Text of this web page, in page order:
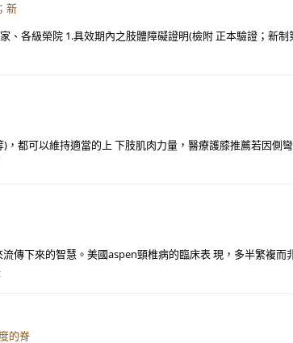
新
、各級榮院 1.具效期內之肢體障礙證明(檢附 正本驗證；新
都可以維持適當的上 下肢肌肉力量，醫療護膝推薦若因側
傳下來的智慧。美國aspen頸椎病的臨床表 現，多半繁複
的脊